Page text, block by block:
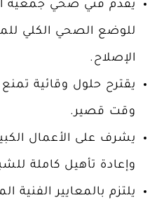
يقدم فني صحي جمعية
للوضع الصحي الكلي
الإصلاح.
يقترح حلول وقائية
وقت قصير.
يشرف على الأعمال
وإعادة تأهيل كاملة
يلتزم بالمعايير الفنية